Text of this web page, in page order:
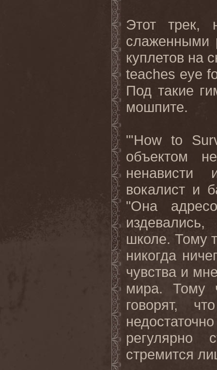
Этот трек,
слаженными
куплетов на
teaches eye
Под такие
мошпите.
"'How to
объектом
ненависти
вокалист и
"Она
школе. Тому
никогда
чувства и
мира. Тому
говорят,
регулярно
стремится